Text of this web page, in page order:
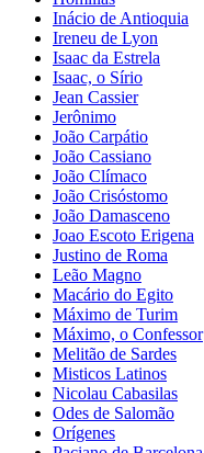
Inácio de Antioquia
Ireneu de Lyon
Isaac da Estrela
Isaac, o Sírio
Jean Cassier
Jerônimo
João Carpátio
João Cassiano
João Clímaco
João Crisóstomo
João Damasceno
Joao Escoto Erigena
Justino de Roma
Leão Magno
Macário do Egito
Máximo de Turim
Máximo, o Confessor
Melitão de Sardes
Misticos Latinos
Nicolau Cabasilas
Odes de Salomão
Orígenes